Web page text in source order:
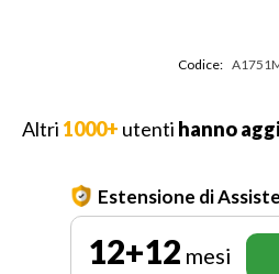
Codice:
Altri 1000+ utenti hanno
Estensione di
12+12 mesi